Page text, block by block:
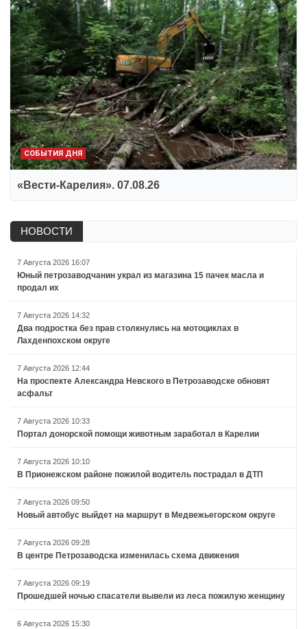
СОБЫТИЯ ДНЯ
«Вести-Карелия». 07.08.26
НОВОСТИ
7 Августа 2026 16:07
Юный петрозаводчанин украл из магазина 15 пачек масла и
продал их
7 Августа 2026 14:32
Два подростка без прав столкнулись на мотоциклах в
Лахденпохском округе
7 Августа 2026 12:44
На проспекте Александра Невского в Петрозаводске обновят
асфальт
7 Августа 2026 10:33
Портал донорской помощи животным заработал в Карелии
7 Августа 2026 10:10
В Прионежском районе пожилой водитель пострадал в ДТП
7 Августа 2026 09:50
Новый автобус выйдет на маршрут в Медвежьегорском округе
7 Августа 2026 09:28
В центре Петрозаводска изменилась схема движения
7 Августа 2026 09:19
Прошедшей ночью спасатели вывели из леса пожилую женщину
6 Августа 2026 15:30